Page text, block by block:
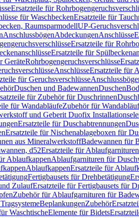
Ersatzteile für
für WaschbeckenErsatzteile für
RaumsparmodellUP-
AnschlussbögenAbdeckungenAnschlüsse
Ersatzteile für
Ersatzteile für
GeräteRohrbogengeruchsverschlüsse
AnschlüsseErsatzteile für
für Geruchsverschlüsse
Duschen und BadewannenDuschen
für Zubehör für Duschrinnen
für WandabläufeZubehör für
und Geberit Duofix
Ersatzteile für Duschabtrennungen
Ersatzteile für Nischenablageboxen für
aus MineralwerkstoffBadewannen für
d52Ersatzteile für
AblaufkappenAblaufgarnituren für
AblaufkappenErsatzteile für
Fertigbausets für Drehbetätigung
ZulaufErsatzteile für Fertigbausets für
Zubehör für Ablaufgarnituren für
BeplankungenZubehör
WaschtischeElemente für Bidets